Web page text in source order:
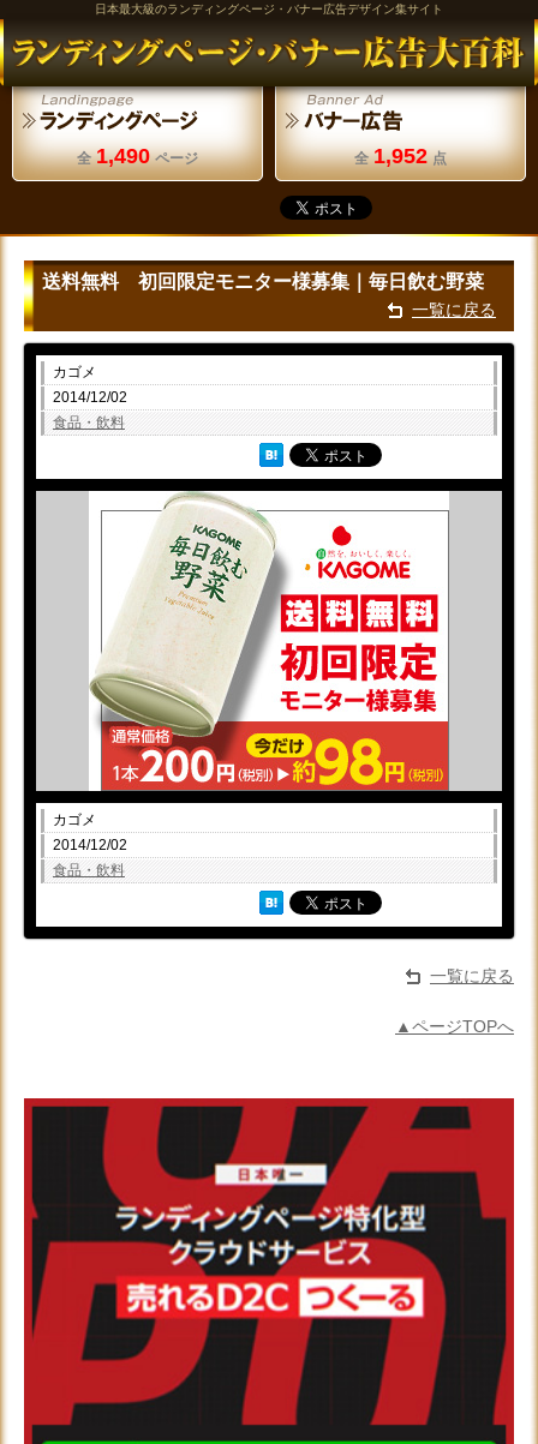
日本最大級のランディングページ・バナー広告デザイン集サイト
全 1,490 ページ 全 1,952 点
送料無料 初回限定モニター様募集｜毎日飲む野菜
一覧に戻る
カゴメ
2014/12/02
食品・飲料
カゴメ
2014/12/02
食品・飲料
一覧に戻る
▲ページTOPへ